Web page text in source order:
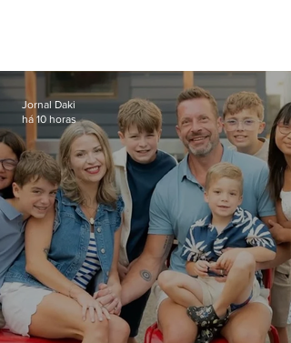
Jornal Daki
há 10 horas